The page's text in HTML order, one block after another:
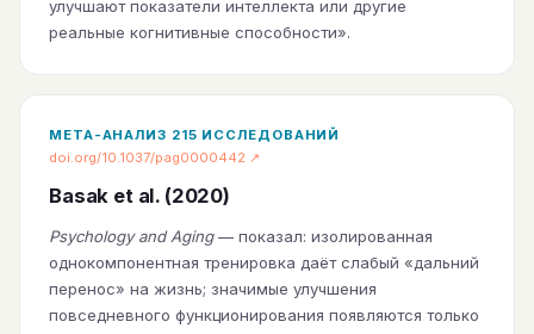
улучшают показатели интеллекта или другие
реальные когнитивные способности».
МЕТА-АНАЛИЗ 215 ИССЛЕДОВАНИЙ
doi.org/10.1037/pag0000442 ↗
Basak et al. (2020)
Psychology and Aging— показал: изолированная
однокомпонентная тренировка даёт слабый «дальний
перенос» на жизнь; значимые улучшения
повседневного функционирования появляются только